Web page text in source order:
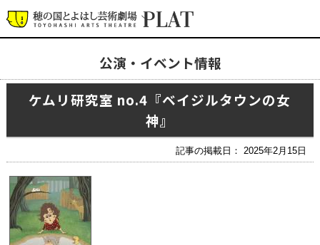
公演・イベント情報
ケムリ研究室 no.4『ベイジルタウンの女
神』
記事の掲載日： 2025年2月15日
最新の公演・イベント情報
演劇・ダンス・音楽など
ワークショップ・講座
イベント
プラットについて
チケット・座席表・鑑賞サポートなど